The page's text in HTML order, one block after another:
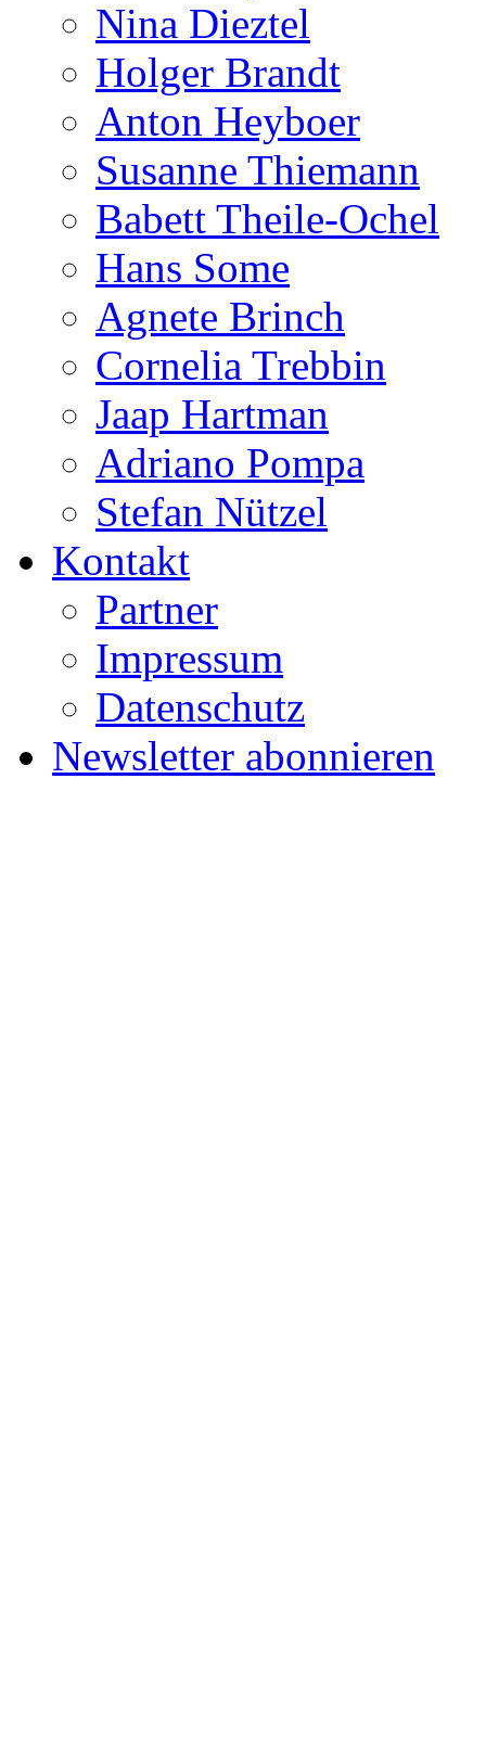
Nina Dieztel
Holger Brandt
Anton Heyboer
Susanne Thiemann
Babett Theile-Ochel
Hans Some
Agnete Brinch
Cornelia Trebbin
Jaap Hartman
Adriano Pompa
Stefan Nützel
Kontakt
Partner
Impressum
Datenschutz
Newsletter abonnieren